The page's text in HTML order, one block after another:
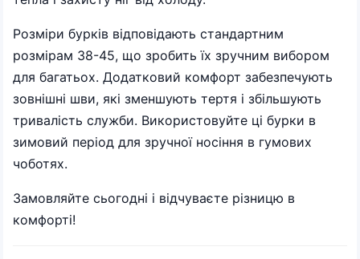
Розміри бурків відповідають стандартним
розмірам 38-45, що зробить їх зручним вибором
для багатьох. Додатковий комфорт забезпечують
зовнішні шви, які зменшують тертя і збільшують
тривалість служби. Використовуйте ці бурки в
зимовий період для зручної носіння в гумових
чоботях.
Замовляйте сьогодні і відчуваєте різницю в
комфорті!